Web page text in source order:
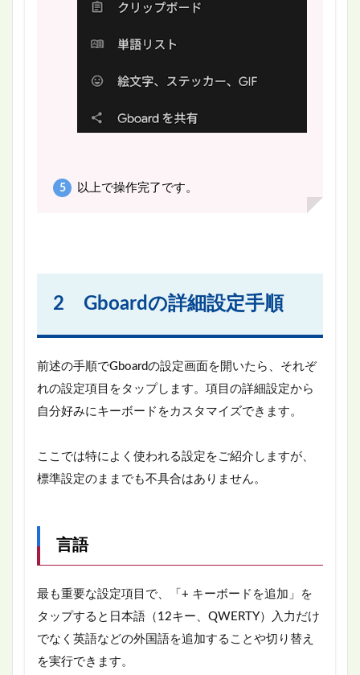
以上で操作完了です。
2 Gboardの詳細設定手順
前述の手順でGboardの設定画面を開いたら、それぞ
れの設定項目をタップします。項目の詳細設定から
自分好みにキーボードをカスタマイズできます。
ここでは特によく使われる設定をご紹介しますが、
標準設定のままでも不具合はありません。
言語
最も重要な設定項目で、「+ キーボードを追加」を
タップすると日本語（12キー、QWERTY）入力だけ
でなく英語などの外国語を追加することや切り替え
を実行できます。